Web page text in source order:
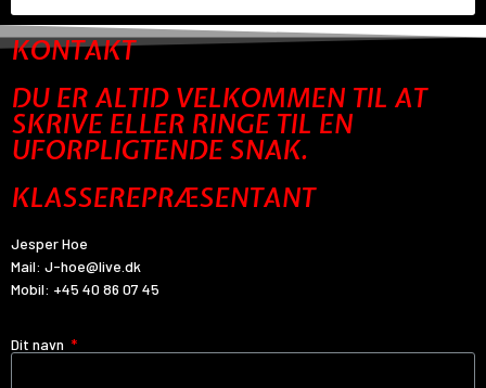
KONTAKT
DU ER ALTID VELKOMMEN TIL AT
SKRIVE ELLER RINGE TIL EN
UFORPLIGTENDE SNAK.
KLASSEREPRÆSENTANT
Jesper Hoe
Mail: J-hoe@live.dk
Mobil: +45 40 86 07 45
Dit navn